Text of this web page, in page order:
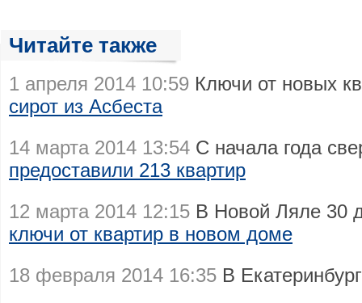
Читайте также
1 апреля 2014 10:59 Ключи от новых
сирот из Асбеста
14 марта 2014 13:54 С начала года
предоставили 213 квартир
12 марта 2014 12:15 В Новой Ляле 30
ключи от квартир в новом доме
18 февраля 2014 16:35 В